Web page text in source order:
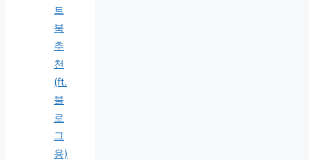
트
북
추
천
(ft.
블
로
그
용)